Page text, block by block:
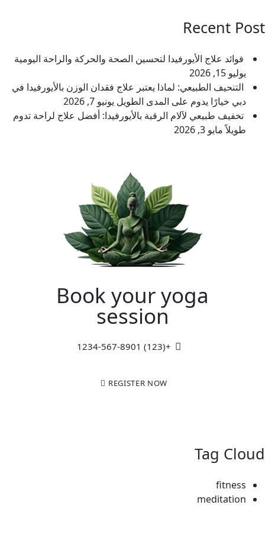
Recent Post
فوائد علاج الأيورفيدا لتحسين الصحة والحركة والراحة اليومية
يوليو 15, 2026
التنحيف الطبيعي: لماذا يعتبر علاج فقدان الوزن بالأيورفيدا في
دبي خيارًا يدوم على المدى الطويل يونيو 7, 2026
تخفيف طبيعي لآلام الرقبة بالأيورفيدا: أفضل علاج لراحة تدوم
طويلاً مايو 3, 2026
Book your yoga
session
+(123) 1234-567-8901
REGISTER NOW
Tag Cloud
fitness
meditation